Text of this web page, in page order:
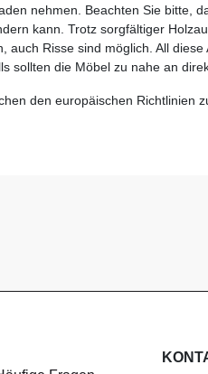
nehmen. Beachten Sie bitte,
kann. Trotz sorgfältiger
auch Risse sind möglich. All
sollten die Möbel zu nahe an
den europäischen Richtlinien